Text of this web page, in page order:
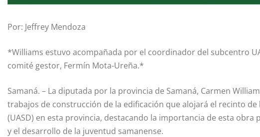
Por: Jeffrey Mendoza
*Williams estuvo acompañada por el coordinador del subcentro
comité gestor, Fermín Mota-Ureña.*
Samaná. – La diputada por la provincia de Samaná, Carmen
trabajos de construcción de la edificación que alojará el recinto
(UASD) en esta provincia, destacando la importancia de esta
y el desarrollo de la juventud samanense.